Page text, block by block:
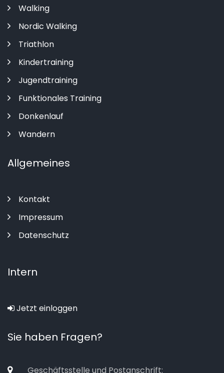
Walking
Nordic Walking
Triathlon
Kindertraining
Jugendtraining
Funktionales Training
Donkenlauf
Wandern
Allgemeines
Kontakt
Impressum
Datenschutz
Intern
Jetzt einloggen
Sie haben Fragen?
Geschäftsstelle und Postanschrift: